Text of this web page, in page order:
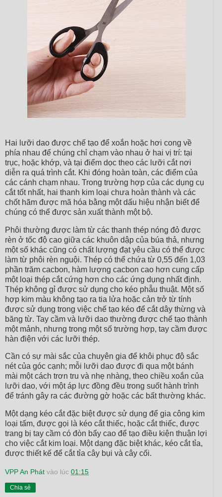
Hai lưỡi dao được chế tạo để xoắn hoặc hơi cong về
phía nhau để chúng chỉ chạm vào nhau ở hai vị trí: tại
trục, hoặc khớp, và tại điểm dọc theo các lưỡi cắt nơi
diễn ra quá trình cắt. Khi đóng hoàn toàn, các điểm của
các cánh chạm nhau. Trong trường hợp của các dụng cụ
cắt tốt nhất, hai thanh kim loại chưa hoàn thành và các
chốt hãm được mã hóa bằng một dấu hiệu nhận biết để
chúng có thể được sản xuất thành một bộ.
Phôi thường được làm từ các thanh thép nóng đỏ được
rèn ở tốc độ cao giữa các khuôn dập của búa thả, nhưng
một số khác cũng có chất lượng đạt yêu cầu có thể được
làm từ phôi rèn nguội. Thép có thể chứa từ 0,55 đến 1,03
phần trăm cacbon, hàm lượng cacbon cao hơn cung cấp
một loại thép cắt cứng hơn cho các ứng dụng nhất định.
Thép không gỉ được sử dụng cho kéo phẫu thuật. Một số
hợp kim màu không tạo ra tia lửa hoặc cản trở từ tính
được sử dụng trong việc chế tạo kéo để cắt dây thừng và
băng từ. Tay cầm và lưỡi dao thường được chế tạo thành
một mảnh, nhưng trong một số trường hợp, tay cầm được
hàn điện với các lưỡi thép.
Cần có sự mài sắc của chuyên gia để khôi phục độ sắc
nét của góc cạnh; mỗi lưỡi dao được đi qua một bánh
mài một cách trơn tru và nhẹ nhàng, theo chiều xoắn của
lưỡi dao, với một áp lực đồng đều trong suốt hành trình
để tránh gây ra các đường gờ hoặc các bất thường khác.
Một dạng kéo cắt đặc biệt được sử dụng để gia công kim
loại tấm, được gọi là kéo cắt thiếc, hoặc cắt thiếc, được
trang bị tay cầm có đòn bẩy cao để tạo điều kiện thuận lợi
cho việc cắt kim loại. Một dạng đặc biệt khác, kéo cắt tỉa,
được thiết kế để cắt tỉa cây bụi và cây cối.
VPP An Phát vào lúc 01:15
Chia sẻ